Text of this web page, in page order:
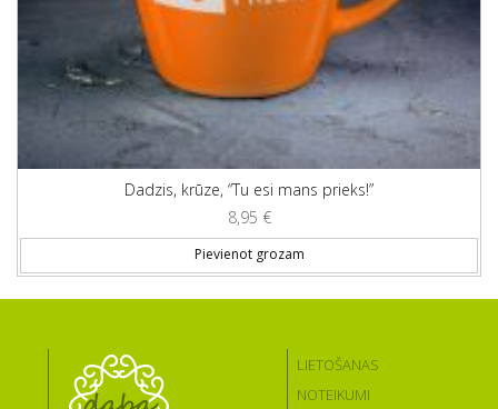
Dadzis, krūze, “Tu esi mans prieks!”
8,95 €
Pievienot grozam
LIETOŠANAS
NOTEIKUMI